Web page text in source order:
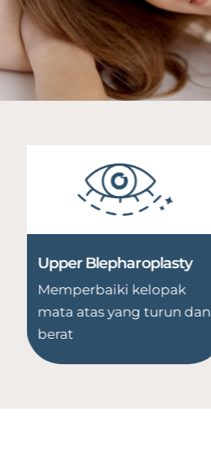
Upper Blepharoplasty
Memperbaiki kelopak
mata atasyang turun dan
berat